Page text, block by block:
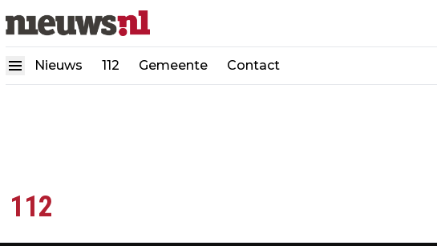
Nieuws 112 Gemeente Contact
112